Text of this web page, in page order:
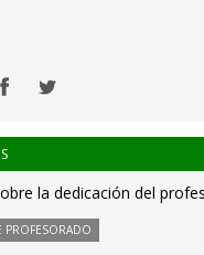
la dedicación del
PROFESORADO